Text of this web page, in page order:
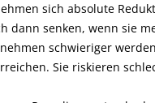
sich absolute
dann senken, wenn sie
schwieriger
Sie riskieren